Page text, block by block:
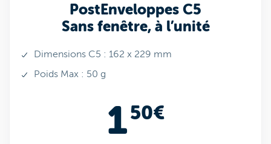
PostEnveloppes C5
Sans fenêtre, à l’unité
Dimensions C5 : 162 x 229 mm
Poids Max : 50 g
150€